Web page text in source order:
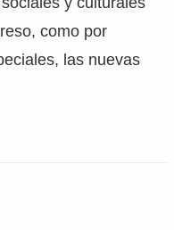
como por
las nuevas